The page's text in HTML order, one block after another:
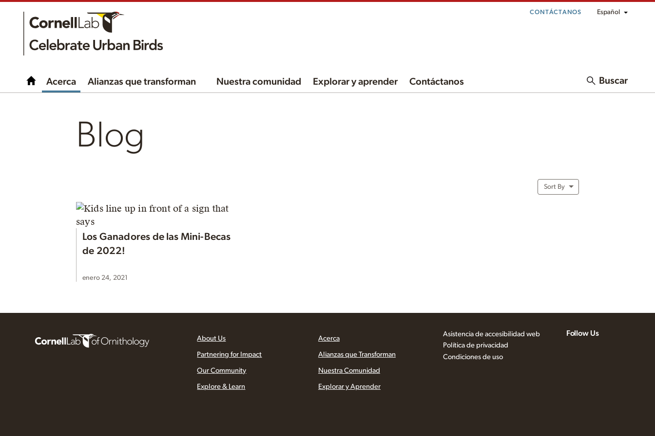
CONTÁCTANOS Español
Acerca Alianzas que transforman Nuestra comunidad Explorar y aprender Contáctanos Buscar
Blog
Sort By
Los Ganadores de las Mini-Becas
de 2022!
enero 24, 2021
About Us
Partnering for Impact
Our Community
Explore & Learn
Acerca
Alianzas que Transforman
Nuestra Comunidad
Explorar y Aprender
Asistencia de accesibilidad web
Política de privacidad
Condiciones de uso
Follow Us